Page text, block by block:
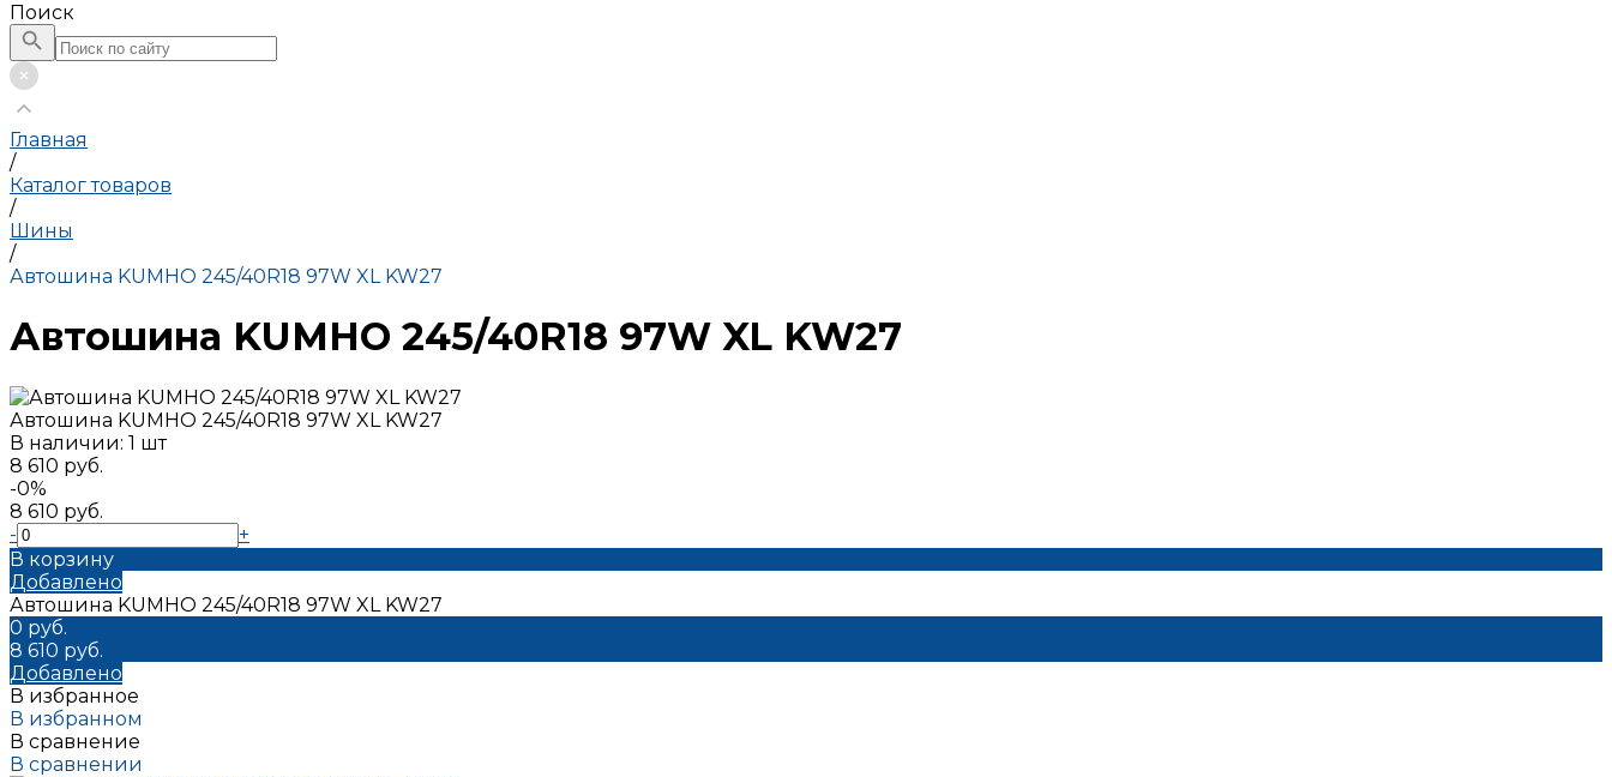
Поиск
Главная
/
Каталог товаров
/
Шины
/
Автошина KUMHO 245/40R18 97W XL KW27
Автошина KUMHO 245/40R18 97W XL KW27
Автошина KUMHO 245/40R18 97W XL KW27
В наличии: 1 шт
8 610 руб.
-0%
8 610 руб.
-
+
В корзину
Добавлено
Автошина KUMHO 245/40R18 97W XL KW27
0 руб.
8 610 руб.
Добавлено
В избранное
В избранном
В сравнение
В сравнении